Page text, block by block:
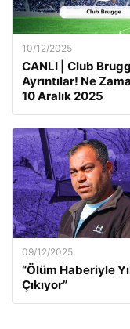
10/12/2025
CANLI | Club
Ayrıntılar! Ne
10 Aralık 2025
09/12/2025
“Ölüm Haberiyle
Çıkıyor”